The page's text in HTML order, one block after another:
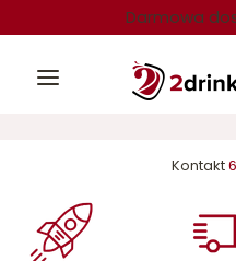
Darmowa
Menu
Kontakt